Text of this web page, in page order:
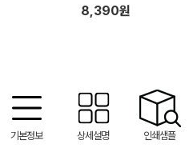
8,390원
기본정보 상세설명 인쇄샘플